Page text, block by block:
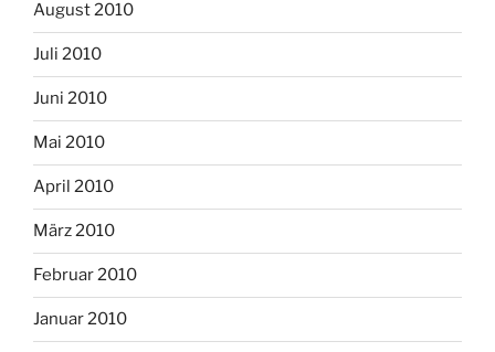
August 2010
Juli 2010
Juni 2010
Mai 2010
April 2010
März 2010
Februar 2010
Januar 2010